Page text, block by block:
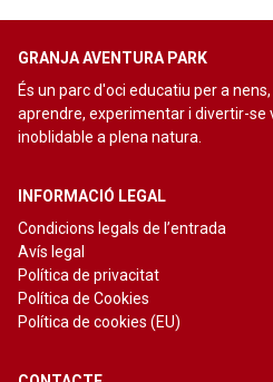
GRANJA AVENTURA PARK
És un parc d'oci educatiu per a
aprendre, experimentar i divertir-se
inoblidable a plena natura.
INFORMACIÓ LEGAL
Condicions legals de l’entrada
Avís legal
Política de privacitat
Política de Cookies
Política de cookies (EU)